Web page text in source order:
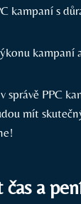
kampaní s
kampaní
správě PPC
mít
čas a